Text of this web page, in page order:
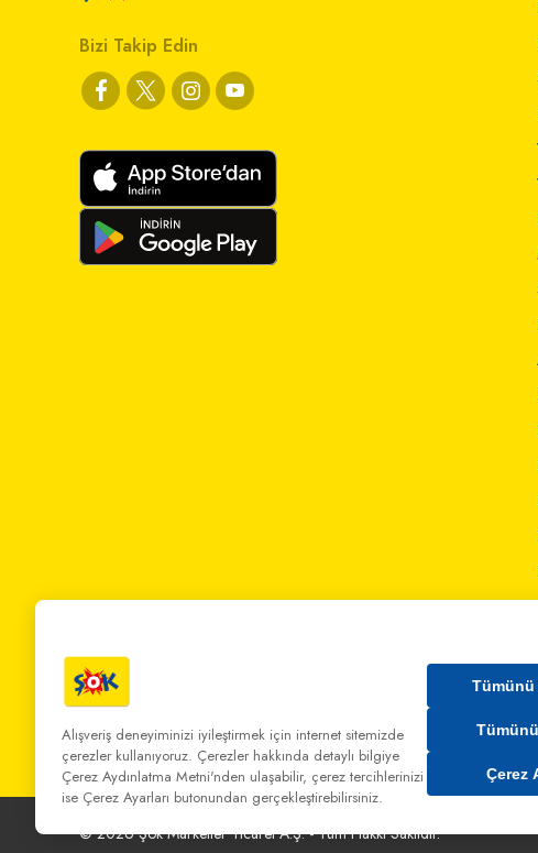
Bizi Takip Edin
Bizi Arayın:0 850 808 00 00Bize Yazın:
©2026Şok Marketler Ticaret A.Ş. - Tüm Hakkı Saklıdır.
Alışveriş deneyiminizi iyileştirmek için internet sitemizde
çerezler kullanıyoruz. Çerezler hakkında detaylı bilgiye
Çerez Aydınlatma Metni'nden ulaşabilir, çerez tercihlerinizi
ise Çerez Ayarları butonundan gerçekleştirebilirsiniz.
Tümünü
Çerez